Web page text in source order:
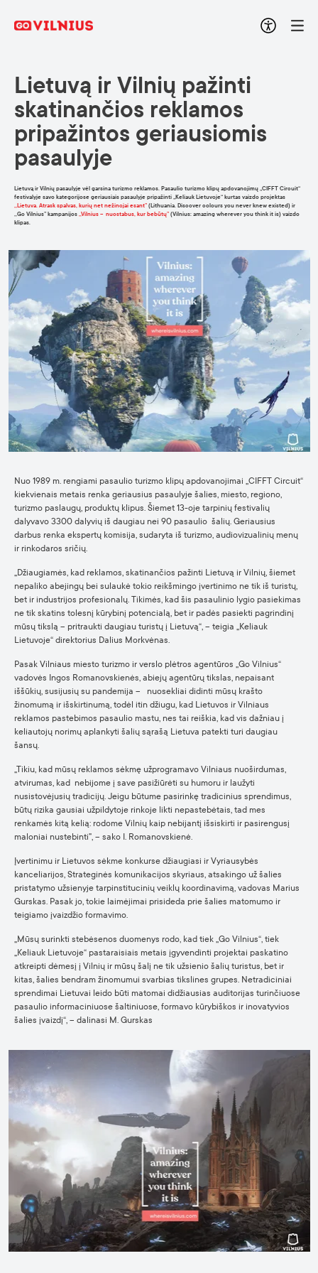
Lietuvą ir Vilnių pažinti
skatinančios reklamos
pripažintos geriausiomis
pasaulyje
Lietuvą ir Vilnių pasaulyje vėl garsina turizmo reklamos. Pasaulio turizmo klipų apdovanojimų „CIFFT Circuit“
festivalyje savo kategorijose geriausiais pasaulyje pripažinti „Keliauk Lietuvoje“ kurtas vaizdo projektas
,,Lietuva. Atrask spalvas, kurių net nežinojai esant” (Lithuania. Discover colours you never knew existed) ir
,,Go Vilnius” kampanijos ,,Vilnius – nuostabus, kur bebūtų” (Vilnius: amazing wherever you think it is) vaizdo
klipas.
Nuo 1989 m. rengiami pasaulio turizmo klipų apdovanojimai „CIFFT Circuit“
kiekvienais metais renka geriausius pasaulyje šalies, miesto, regiono,
turizmo paslaugų, produktų klipus. Šiemet 13-oje tarpinių festivalių
dalyvavo 3300 dalyvių iš daugiau nei 90 pasaulio šalių. Geriausius
darbus renka ekspertų komisija, sudaryta iš turizmo, audiovizualinių menų
ir rinkodaros sričių.
„Džiaugiamės, kad reklamos, skatinančios pažinti Lietuvą ir Vilnių, šiemet
nepaliko abejingų bei sulaukė tokio reikšmingo įvertinimo ne tik iš turistų,
bet ir industrijos profesionalų. Tikimės, kad šis pasaulinio lygio pasiekimas
ne tik skatins tolesnį kūrybinį potencialą, bet ir padės pasiekti pagrindinį
mūsų tikslą – pritraukti daugiau turistų į Lietuvą“, – teigia „Keliauk
Lietuvoje“ direktorius Dalius Morkvėnas.
Pasak Vilniaus miesto turizmo ir verslo plėtros agentūros „Go Vilnius“
vadovės Ingos Romanovskienės, abiejų agentūrų tikslas, nepaisant
iššūkių, susijusių su pandemija – nuosekliai didinti mūsų krašto
žinomumą ir išskirtinumą, todėl itin džiugu, kad Lietuvos ir Vilniaus
reklamos pastebimos pasaulio mastu, nes tai reiškia, kad vis dažniau į
keliautojų norimų aplankyti šalių sąrašą Lietuva patekti turi daugiau
šansų.
„Tikiu, kad mūsų reklamos sėkmę užprogramavo Vilniaus nuoširdumas,
atvirumas, kad nebijome į save pasižiūrėti su humoru ir laužyti
nusistovėjusių tradicijų. Jeigu būtume pasirinkę tradicinius sprendimus,
būtų rizika gausiai užpildytoje rinkoje likti nepastebėtais, tad mes
renkamės kitą kelią: rodome Vilnių kaip nebijantį išsiskirti ir pasirengusį
maloniai nustebinti”, – sako I. Romanovskienė.
Įvertinimu ir Lietuvos sėkme konkurse džiaugiasi ir Vyriausybės
kanceliarijos, Strateginės komunikacijos skyriaus, atsakingo už šalies
pristatymo užsienyje tarpinstitucinių veiklų koordinavimą, vadovas Marius
Gurskas. Pasak jo, tokie laimėjimai prisideda prie šalies matomumo ir
teigiamo įvaizdžio formavimo.
„Mūsų surinkti stebėsenos duomenys rodo, kad tiek „Go Vilnius“, tiek
„Keliauk Lietuvoje“ pastaraisiais metais įgyvendinti projektai paskatino
atkreipti dėmesį į Vilnių ir mūsų šalį ne tik užsienio šalių turistus, bet ir
kitas, šalies bendram žinomumui svarbias tikslines grupes. Netradiciniai
sprendimai Lietuvai leido būti matomai didžiausias auditorijas turinčiuose
pasaulio informaciniuose šaltiniuose, formavo kūrybiškos ir inovatyvios
šalies įvaizdį“, – dalinasi M. Gurskas